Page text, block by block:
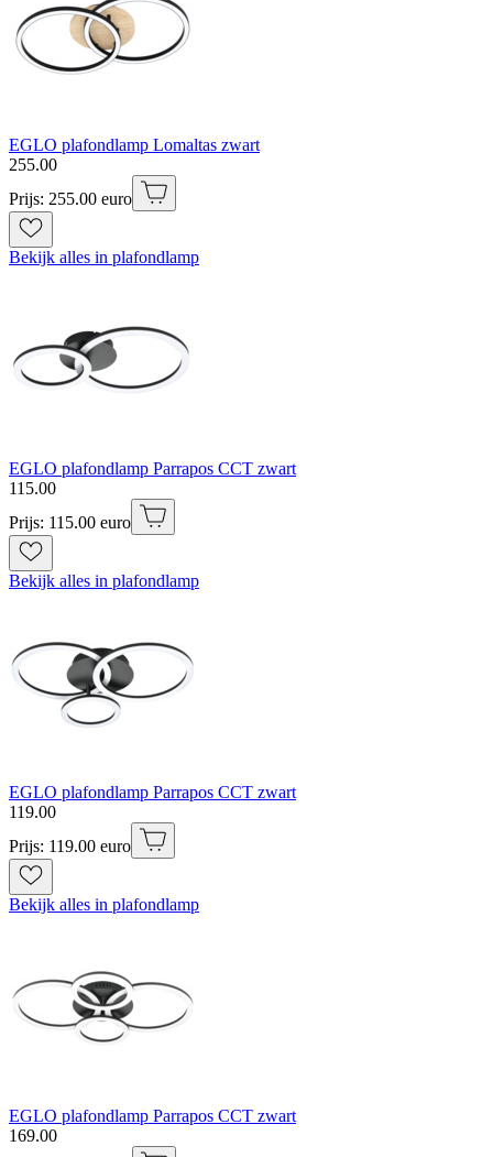
EGLO plafondlamp Lomaltas zwart
255.00
Prijs: 255.00 euro
Bekijk alles in plafondlamp
EGLO plafondlamp Parrapos CCT zwart
115.00
Prijs: 115.00 euro
Bekijk alles in plafondlamp
EGLO plafondlamp Parrapos CCT zwart
119.00
Prijs: 119.00 euro
Bekijk alles in plafondlamp
EGLO plafondlamp Parrapos CCT zwart
169.00